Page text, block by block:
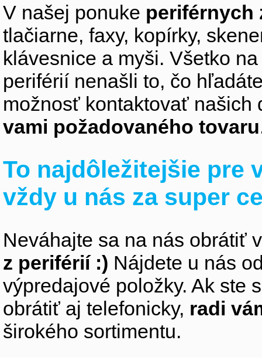
V našej ponuke periférnych
tlačiarne, faxy, kopírky,
klávesnice a myši. Všetko
periférií nenašli to, čo
možnosť kontaktovať
vami požadovaného tovaru
To najdôležitejšie pre
vždy u nás za super
Neváhajte sa na nás obrátiť
z periférií :) Nájdete u nás
výpredajové položky. Ak ste
obrátiť aj telefonicky, radi
širokého sortimentu.